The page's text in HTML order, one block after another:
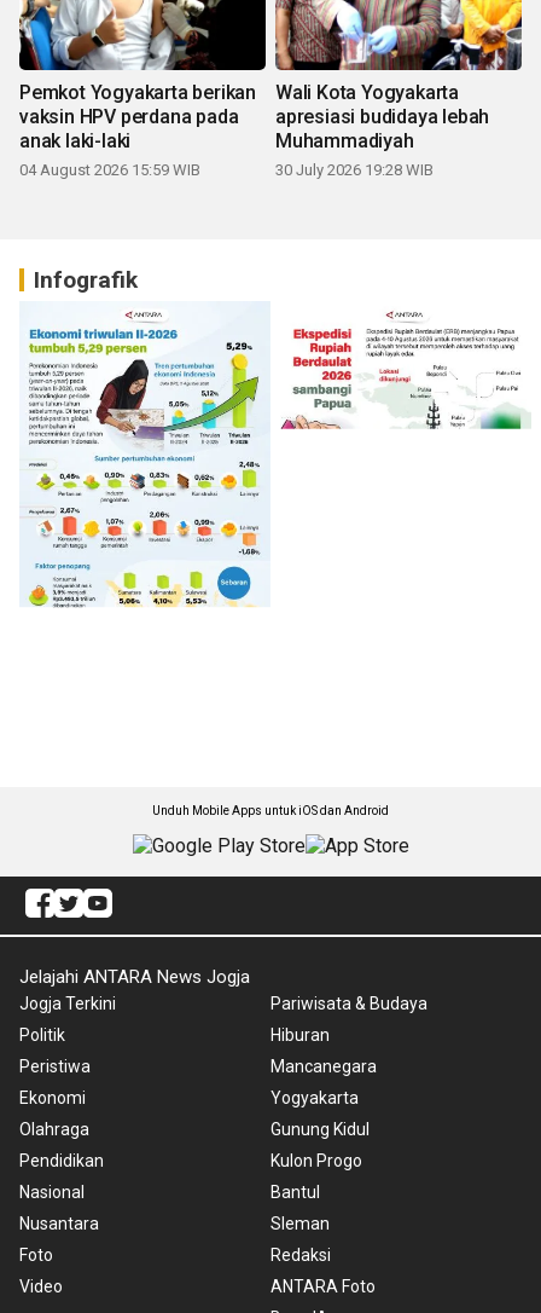
Pemkot Yogyakarta berikan
vaksin HPV perdana pada
anak laki-laki
04 August 2026 15:59 WIB
Wali Kota Yogyakarta
apresiasi budidaya lebah
Muhammadiyah
30 July 2026 19:28 WIB
Infografik
Unduh Mobile Apps untuk iOS dan Android
Jelajahi ANTARA News Jogja
Jogja Terkini
Politik
Peristiwa
Ekonomi
Olahraga
Pendidikan
Nasional
Nusantara
Foto
Video
Pariwisata & Budaya
Hiburan
Mancanegara
Yogyakarta
Gunung Kidul
Kulon Progo
Bantul
Sleman
Redaksi
ANTARA Foto